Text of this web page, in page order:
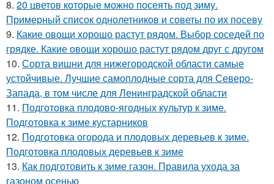
8. 20 цветов которые можно посеять под зиму.
Примерный список однолетников и советы по их посеву
9. Какие овощи хорошо растут рядом. Выбор соседей по
грядке. Какие овощи хорошо растут рядом друг с другом
10. Сорта вишни для нижегородской области самые
устойчивые. Лучшие самоплодные сорта для Северо-
Запада, в том числе для Ленинградской области
11. Подготовка плодово-ягодных культур к зиме.
Подготовка к зиме кустарников
12. Подготовка огорода и плодовых деревьев к зиме.
Подготовка плодовых деревьев к зиме
13. Как подготовить к зиме газон. Правила ухода за
газоном осенью